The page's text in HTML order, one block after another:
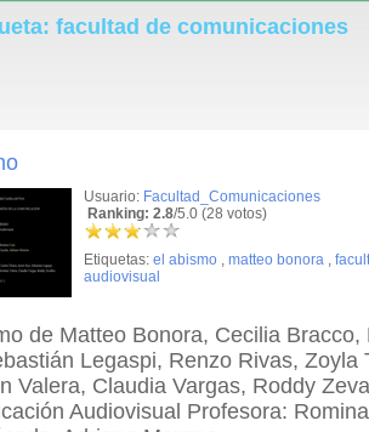
facultad de comunicaciones
Usuario: Facultad_Comunicaciones
Ranking: 2.8/5.0 (28 votos)
Etiquetas: el abismo , matteo bonora ,
audiovisual
de Matteo Bonora, Cecilia
Legaspi, Renzo Rivas, Zoyla
Valera, Claudia Vargas, Roddy
Audiovisual Profesora: